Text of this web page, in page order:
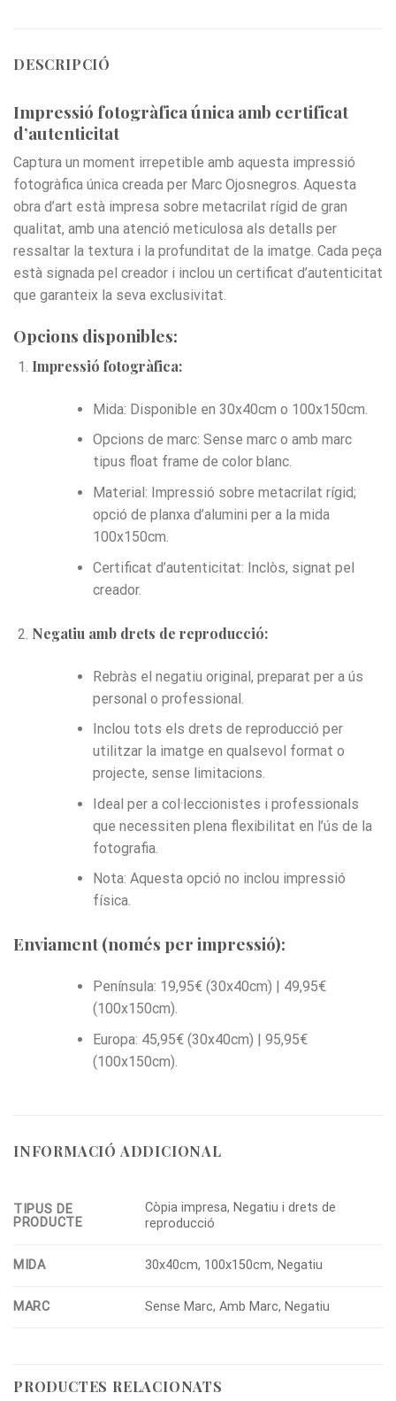
DESCRIPCIÓ
Impressió fotogràfica única amb certificat
d’autenticitat
Captura un moment irrepetible amb aquesta impressió
fotogràfica única creada per Marc Ojosnegros. Aquesta
obra d’art està impresa sobre metacrilat rígid de gran
qualitat, amb una atenció meticulosa als detalls per
ressaltar la textura i la profunditat de la imatge. Cada peça
està signada pel creador i inclou un certificat d’autenticitat
que garanteix la seva exclusivitat.
Opcions disponibles:
Impressió fotogràfica:
Mida: Disponible en 30x40cm o 100x150cm.
Opcions de marc: Sense marc o amb marc
tipus float frame de color blanc.
Material: Impressió sobre metacrilat rígid;
opció de planxa d’alumini per a la mida
100x150cm.
Certificat d’autenticitat: Inclòs, signat pel
creador.
Negatiu amb drets de reproducció:
Rebràs el negatiu original, preparat per a ús
personal o professional.
Inclou tots els drets de reproducció per
utilitzar la imatge en qualsevol format o
projecte, sense limitacions.
Ideal per a col·leccionistes i professionals
que necessiten plena flexibilitat en l’ús de la
fotografia.
Nota: Aquesta opció no inclou impressió
física.
Enviament (només per impressió):
Península: 19,95€ (30x40cm) | 49,95€
(100x150cm).
Europa: 45,95€ (30x40cm) | 95,95€
(100x150cm).
INFORMACIÓ ADDICIONAL
TIPUS DE
PRODUCTE
Còpia impresa, Negatiu i drets de
reproducció
MIDA 30x40cm, 100x150cm, Negatiu
MARC Sense Marc, Amb Marc, Negatiu
PRODUCTES RELACIONATS